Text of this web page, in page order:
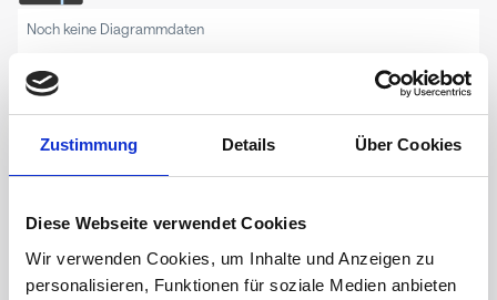
Zustimmung Details Über Cookies
Diese Webseite verwendet Cookies
Wir verwenden Cookies, um Inhalte und Anzeigen zu
personalisieren, Funktionen für soziale Medien anbieten
Noch keine Diagrammdaten